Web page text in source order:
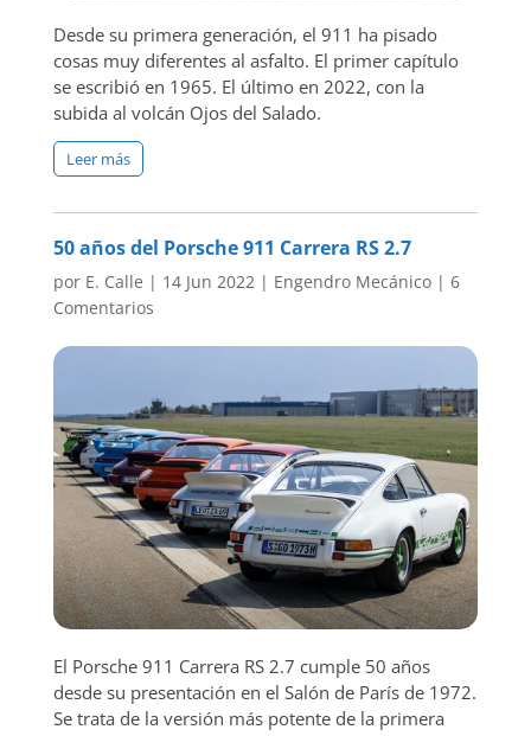
Desde su primera generación, el 911 ha pisado
cosas muy diferentes al asfalto. El primer capítulo
se escribió en 1965. El último en 2022, con la
subida al volcán Ojos del Salado.
Leer más
50 años del Porsche 911 Carrera RS 2.7
por E. Calle | 14 Jun 2022| Engendro Mecánico| 6
Comentarios
El Porsche 911 Carrera RS 2.7 cumple 50 años
desde su presentación en el Salón de París de 1972.
Se trata de la versión más potente de la primera